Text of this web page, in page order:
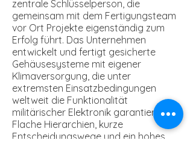
zentrale Schlüsselperson, die
gemeinsam mit dem Fertigungsteam
vor Ort Projekte eigenständig zum
Erfolg führt. Das Unternehmen
entwickelt und fertigt gesicherte
Gehäusesysteme mit eigener
Klimaversorgung, die unter
extremsten Einsatzbedingungen
weltweit die Funktionalität
militärischer Elektronik garantieren.
Flache Hierarchien, kurze
Entscheidungswege und ein hohes